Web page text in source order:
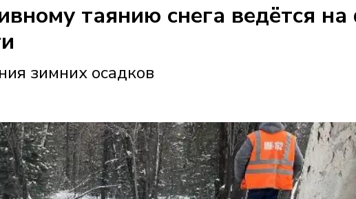
таянию снега ведётся
зимних осадков